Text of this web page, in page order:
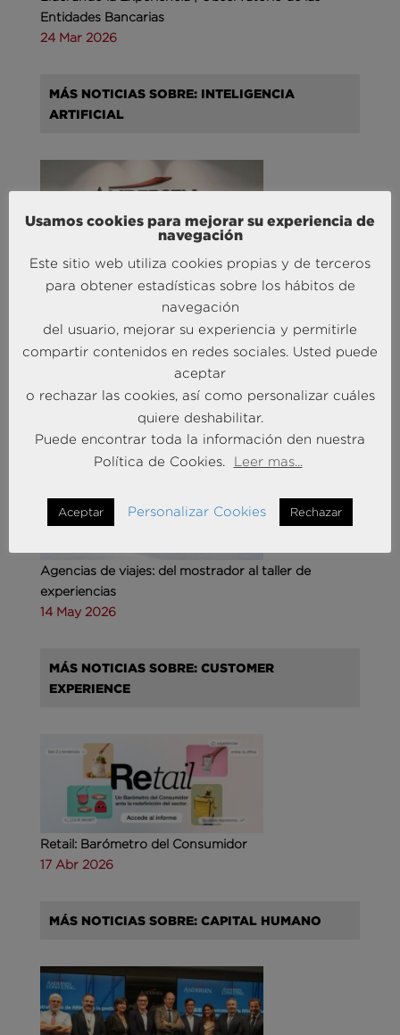
Entidades Bancarias
24 Mar 2026
MÁS NOTICIAS SOBRE: INTELIGENCIA
ARTIFICIAL
Andersen Consulting refuerza su equipo en España
con la incorporación de Carlos Alonso y Javier
Mateos
MÁS NOTICIAS SOBRE: TURISMO & OCIO
Agencias de viajes: del mostrador al taller de
experiencias
14 May 2026
MÁS NOTICIAS SOBRE: CUSTOMER
EXPERIENCE
Retail: Barómetro del Consumidor
17 Abr 2026
MÁS NOTICIAS SOBRE: CAPITAL HUMANO
Usamos cookies para mejorar su experiencia de
navegación
Este sitio web utiliza cookies propias y de terceros
para obtener estadísticas sobre los hábitos de
navegación
del usuario, mejorar su experiencia y permitirle
compartir contenidos en redes sociales. Usted puede
aceptar
o rechazar las cookies, así como personalizar cuáles
quiere deshabilitar.
Puede encontrar toda la información den nuestra
Política de Cookies.
Leer mas...
Aceptar Personalizar Cookies Rechazar